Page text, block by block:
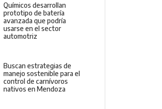
Químicos desarrollan
prototipo de batería
avanzada que podría
usarse en el sector
automotriz
Buscan estrategias de
manejo sostenible para el
control de carnívoros
nativos en Mendoza